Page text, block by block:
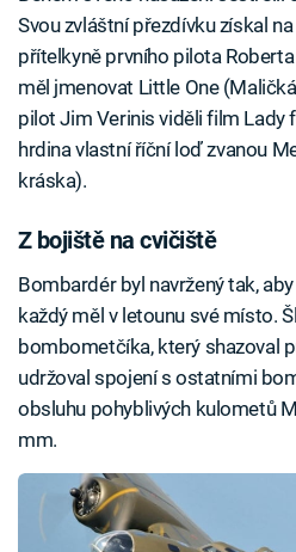
Svou zvláštní přezdívku získal
přítelkyně prvního pilota
měl jmenovat Little One
pilot Jim Verinis viděli film Lady
hrdina vlastní říční loď zvanou
kráska).
Z bojiště na cvičiště
Bombardér byl navržený tak,
každý měl v letounu své místo.
bombometčíka, který shazoval
udržoval spojení s ostatními
obsluhu pohyblivých kulometů
mm.